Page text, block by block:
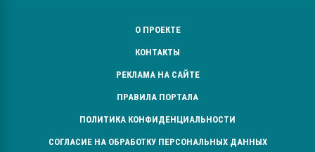
О ПРОЕКТЕ
КОНТАКТЫ
РЕКЛАМА НА САЙТЕ
ПРАВИЛА ПОРТАЛА
ПОЛИТИКА КОНФИДЕНЦИАЛЬНОСТИ
СОГЛАСИЕ НА ОБРАБОТКУ ПЕРСОНАЛЬНЫХ ДАННЫХ